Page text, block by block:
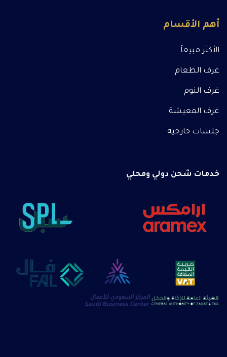
أهم الأقسام
الأكثر مبيعاً
غرف الطعام
غرف النوم
غرف المعيشة
جلسات خارجية
خدمات شحن دولي ومحلي